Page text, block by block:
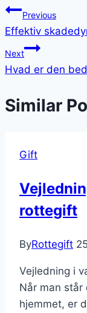
Previous
Effektiv
Next
Hvad er den
Similar
Gift
rottegift
ByRottegift
Vejledning i
Når man står
hjemmet, er